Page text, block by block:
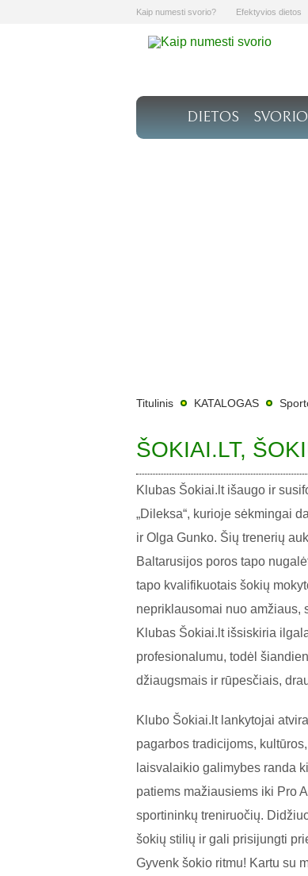
Kaip numesti svorio? Efektyvios dietos
DIETOS
Titulinis KATALOGAS
ŠOKIAI.LT,
Klubas Šokiai.lt išaugo ir
„Dileksa“, kurioje sėkmingai
ir Olga Gunko. Šių trenerių
Baltarusijos poros tapo
tapo kvalifikuotais šokių
nepriklausomai nuo amžiaus,
Klubas Šokiai.lt išsiskiria
profesionalumu, todėl
džiaugsmais ir rūpesčiais,
Klubo Šokiai.lt lankytojai
pagarbos tradicijoms,
laisvalaikio galimybes randa
patiems mažiausiems iki Pro
sportininkų treniruočių.
šokių stilių ir gali prisijungti
Gyvenk šokio ritmu! Kartu su